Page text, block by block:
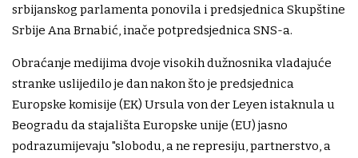
srbijanskog parlamenta ponovila i predsjednica Skupštine
Srbije Ana Brnabić, inače potpredsjednica SNS-a.
Obraćanje medijima dvoje visokih dužnosnika vladajuće
stranke uslijedilo je dan nakon što je predsjednica
Europske komisije (EK) Ursula von der Leyen istaknula u
Beogradu da stajališta Europske unije (EU) jasno
podrazumijevaju "slobodu, a ne represiju, partnerstvo, a